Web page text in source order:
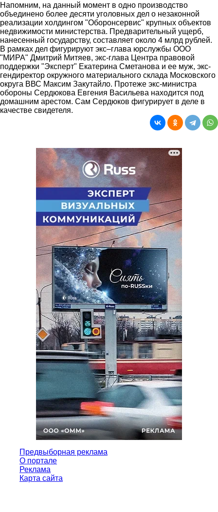
Напомним, на данный момент в одно производство
объединено более десяти уголовных дел о незаконной
реализации холдингом "Оборонсервис" крупных объектов
недвижимости министерства. Предварительный ущерб,
нанесенный государству, составляет около 4 млрд рублей.
В рамках дел фигурируют экс–глава юрслужбы ООО
"МИРА" Дмитрий Митяев, экс-глава Центра правовой
поддержки "Эксперт" Екатерина Сметанова и ее муж, экс-
гендиректор окружного материального склада Московского
округа ВВС Максим Закутайло. Протеже экс-министра
обороны Сердюкова Евгения Васильева находится под
домашним арестом. Сам Сердюков фигурирует в деле в
качестве свидетеля.
Предвыборная реклама
О портале
Реклама
Карта сайта